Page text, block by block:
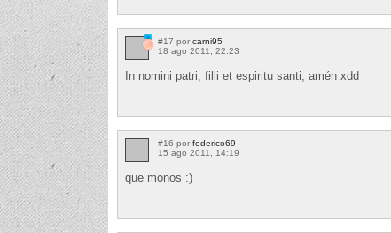
#17 por carni95
18 ago 2011, 22:23
In nomini patri, filli et espiritu santi, amén xdd
#16 por federico69
15 ago 2011, 14:19
que monos :)